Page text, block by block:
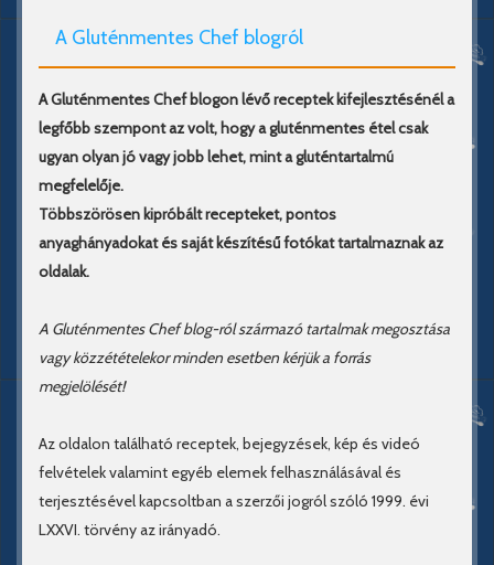
A Gluténmentes Chef blogról
A Gluténmentes Chef blogon lévő receptek kifejlesztésénél a
legfőbb szempont az volt, hogy a gluténmentes étel csak
ugyan olyan jó vagy jobb lehet, mint a gluténtartalmú
megfelelője.
Többszörösen kipróbált recepteket, pontos
anyaghányadokat és saját készítésű fotókat tartalmaznak az
oldalak.
A Gluténmentes Chef blog-ról származó tartalmak megosztása
vagy közzétételekor minden esetben kérjük a forrás
megjelölését!
Az oldalon található receptek, bejegyzések, kép és videó
felvételek valamint egyéb elemek felhasználásával és
terjesztésével kapcsoltban a szerzői jogról szóló 1999. évi
LXXVI. törvény az irányadó.